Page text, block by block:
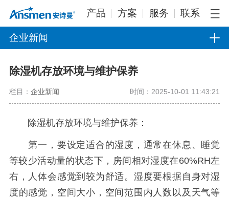
产品 方案 服务 联系
企业新闻
除湿机存放环境与维护保养
栏目： 企业新闻 时间：2025-10-01 11:43:21
除湿机存放环境与维护保养：
第一，要设定适合的湿度，通常在休息、睡觉
等较少活动量的状态下，房间相对湿度在60%RH左
右，人体会感觉到较为舒适。湿度要根据自身对湿
度的感觉，空间大小，空间范围内人数以及天气等